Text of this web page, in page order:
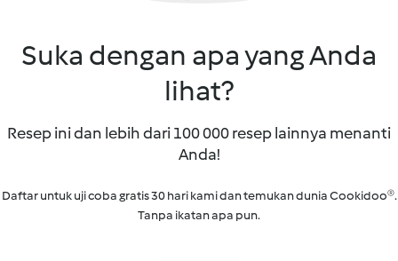
Suka dengan apa yang Anda
lihat?
Resep ini dan lebih dari 100 000 resep lainnya menanti
Anda!
Daftar untuk uji coba gratis 30 hari kami dan temukan dunia Cookidoo®.
Tanpa ikatan apa pun.